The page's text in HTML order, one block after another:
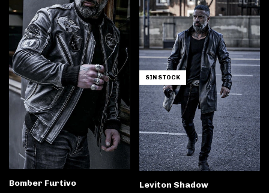
Bomber Furtivo
SIN STOCK
Leviton Shadow